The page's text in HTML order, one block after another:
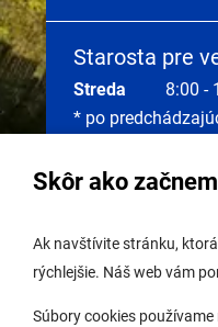
Skôr ako
Ak navštívite stránku,
rýchlejšie. Náš web vám
Súbory cookies
Starosta pre
Streda 8:00 -
* po
0948337317